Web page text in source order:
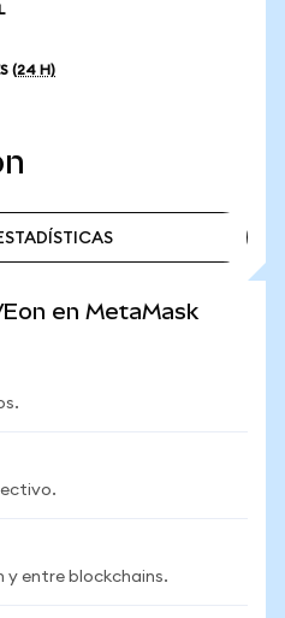
(24 H)
en MetaMask
y entre blockchains.